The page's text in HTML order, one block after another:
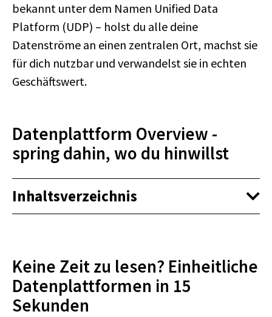
bekannt unter dem Namen Unified Data
Platform (UDP) – holst du alle deine
Datenströme an einen zentralen Ort, machst sie
für dich nutzbar und verwandelst sie in echten
Geschäftswert.
Datenplattform Overview -
spring dahin, wo du hinwillst
Inhaltsverzeichnis
Keine Zeit zu lesen? Einheitliche
Datenplattformen in 15
Sekunden